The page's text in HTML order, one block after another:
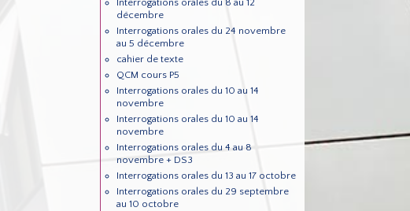
Interrogations orales du 8 au 12
décembre
Interrogations orales du 24 novembre
au 5 décembre
cahier de texte
QCM cours P5
Interrogations orales du 10 au 14
novembre
Interrogations orales du 10 au 14
novembre
Interrogations orales du 4 au 8
novembre + DS3
Interrogations orales du 13 au 17 octobre
Interrogations orales du 29 septembre
au 10 octobre